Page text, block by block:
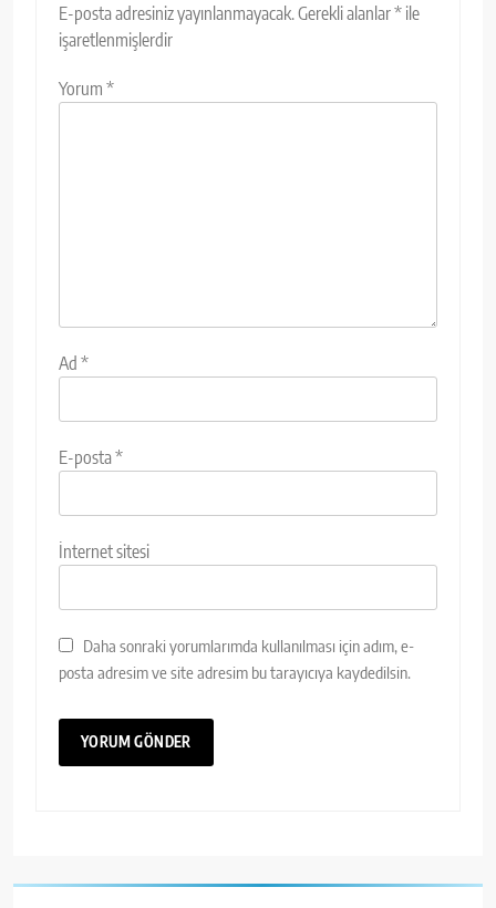
E-posta adresiniz yayınlanmayacak.Gerekli alanlar* ile
işaretlenmişlerdir
Yorum *
Ad *
E-posta*
İnternet sitesi
Daha sonraki yorumlarımda kullanılması için adım, e-
posta adresim ve site adresim bu tarayıcıya kaydedilsin.